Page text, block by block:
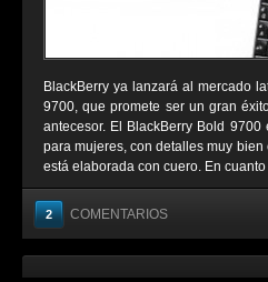
BlackBerry ya lanzará al mercado
9700, que promete ser un gran
antecesor. El BlackBerry Bold
para mujeres, con detalles muy
está elaborada con cuero. En
2 COMENTARIOS